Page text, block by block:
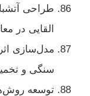
طراحی
القایی در
مدل‌سازی
سنگی و
توسعه